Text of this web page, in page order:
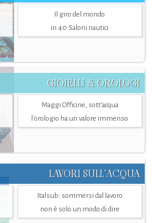
Il giro del mondo
in 40 Saloni nautici
GIOIELLI & OROLOGI
Maggi Officine, sott’acqua
l'orologio ha un valore immenso
LAVORI SULL’ACQUA
Italsub: sommersi dal lavoro
non è solo un modo di dire